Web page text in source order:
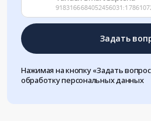
Задать
Нажимая на кнопку «Задать
обработку персональных данных